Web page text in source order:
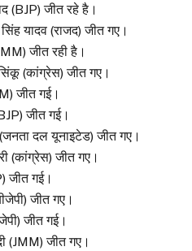
(BJP) जीत रहे है।
यादव (राजद) जीत गए।
जीत रही है।
(कांग्रेस) जीत गए।
जीत गई।
जीत गई।
दल यूनाइटेड) जीत गए।
(कांग्रेस) जीत गए।
जीत गई।
जीत गए।
जीत गई।
(JMM) जीत गए।